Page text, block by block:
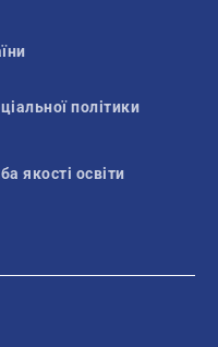
політики
якості освіти